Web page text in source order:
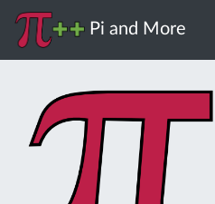
Pi and More